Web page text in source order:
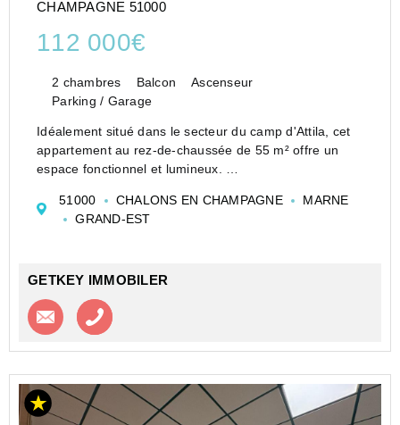
CHAMPAGNE 51000
112 000€
2 chambres Balcon
Ascenseur
Parking / Garage
Idéalement situé dans le secteur du camp d'Attila, cet
appartement au rez-de-chaussée de 55 m² offre un
espace fonctionnel et lumineux.
des beaux jours, et d'un accès PMR pour plus de co...
51000 CHALONS EN CHAMPAGNE
MARNE
GRAND-EST
GETKEY IMMOBILER
Contacter l'agence